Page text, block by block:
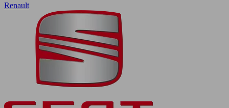
Renault